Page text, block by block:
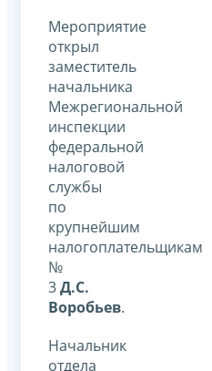
Мероприятие
открыл
заместитель
начальника
Межрегиональной
инспекции
федеральной
налоговой
службы
по
крупнейшим
налогоплательщикам
№
3Д.С.
Воробьев.
Начальник
отдела